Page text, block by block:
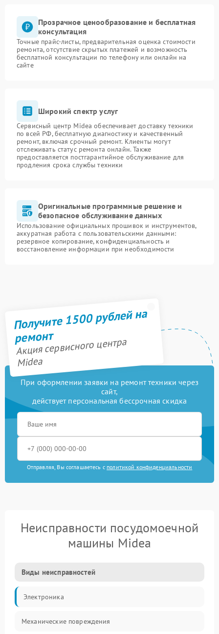
Прозрачное ценообразование и бесплатная
консультация
Точные прайс-листы, предварительная оценка стоимости
ремонта, отсутствие скрытых платежей и возможность
бесплатной консультации по телефону или онлайн на
сайте
Широкий спектр услуг
Сервисный центр Midea обеспечивает доставку техники
по всей РФ, бесплатную диагностику и качественный
ремонт, включая срочный ремонт. Клиенты могут
отслеживать статус ремонта онлайн. Также
предоставляется постгарантийное обслуживание для
продления срока службы техники
Оригинальные программные решение и
безопасное обслуживание данных
Использование официальных прошивок и инструментов,
аккуратная работа с пользовательскими данными:
резервное копирование, конфиденциальность и
восстановление информации при необходимости
Получите 1500 рублей на
ремонт
Акция сервисного центра
Midea
При оформлении заявки на ремонт техники через
сайт,
действует персональная бессрочная скидка
Отправляя, Вы соглашаетесь с политикой конфиденциальности
Неисправности посудомоечной
машины Midea
Виды неисправностей
Электроника
Механические повреждения